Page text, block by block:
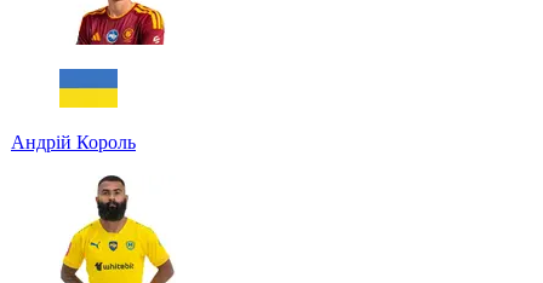
Андрій Король